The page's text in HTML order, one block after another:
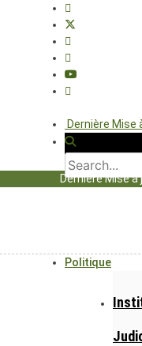
Dernière Mise
Dernière Mise à
Politique